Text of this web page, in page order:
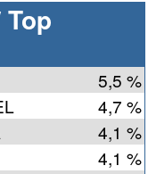
5,5 %
4,7 %
4,1 %
4,1 %